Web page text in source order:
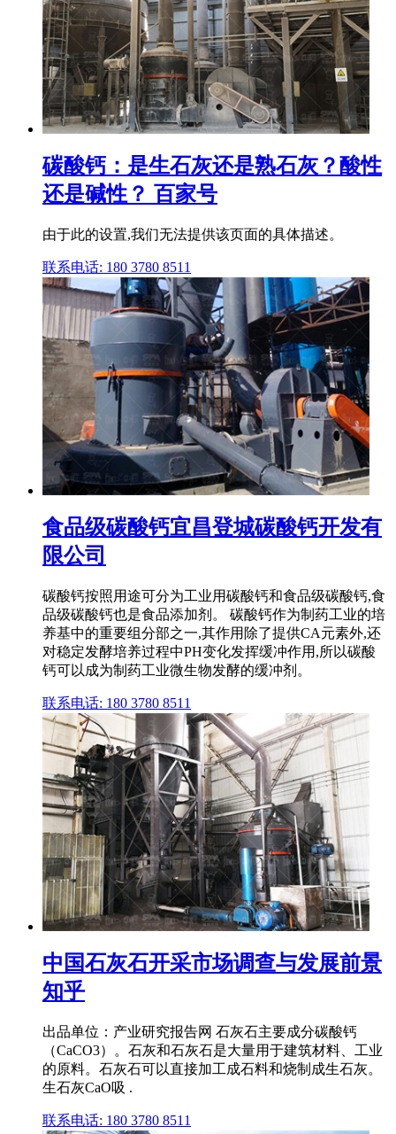
碳酸钙：是生石灰还是熟石灰？酸性
还是碱性？ 百家号
由于此的设置,我们无法提供该页面的具体描述。
联系电话: 180 3780 8511
食品级碳酸钙宜昌登城碳酸钙开发有
限公司
碳酸钙按照用途可分为工业用碳酸钙和食品级碳酸钙,食
品级碳酸钙也是食品添加剂。 碳酸钙作为制药工业的培
养基中的重要组分部之一,其作用除了提供CA元素外,还
对稳定发酵培养过程中PH变化发挥缓冲作用,所以碳酸
钙可以成为制药工业微生物发酵的缓冲剂。
联系电话: 180 3780 8511
中国石灰石开采市场调查与发展前景
知乎
出品单位：产业研究报告网 石灰石主要成分碳酸钙
（CaCO3）。石灰和石灰石是大量用于建筑材料、工业
的原料。石灰石可以直接加工成石料和烧制成生石灰。
生石灰CaO吸 .
联系电话: 180 3780 8511